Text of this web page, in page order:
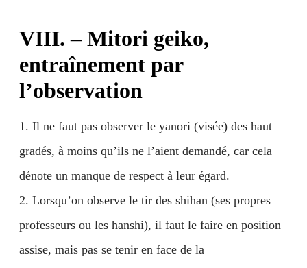
VIII. – Mitori geiko,
entraînement par
l’observation
1. Il ne faut pas observer le yanori (visée) des haut
gradés, à moins qu’ils ne l’aient demandé, car cela
dénote un manque de respect à leur égard.
2. Lorsqu’on observe le tir des shihan (ses propres
professeurs ou les hanshi), il faut le faire en position
assise, mais pas se tenir en face de la